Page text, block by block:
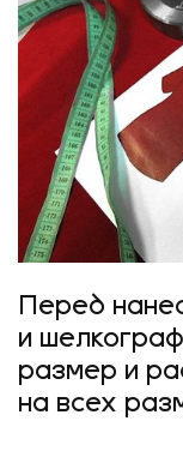
Перед
и
размер и
на всех